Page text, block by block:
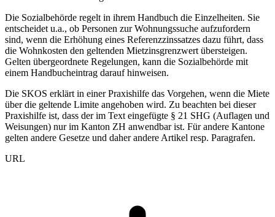
Die Sozialbehörde regelt in ihrem Handbuch die Einzelheiten. Sie
entscheidet u.a., ob Personen zur Wohnungssuche aufzufordern
sind, wenn die Erhöhung eines Referenzzinssatzes dazu führt, dass
die Wohnkosten den geltenden Mietzinsgrenzwert übersteigen.
Gelten übergeordnete Regelungen, kann die Sozialbehörde mit
einem Handbucheintrag darauf hinweisen.
Die SKOS erklärt in einer Praxishilfe das Vorgehen, wenn die Miete
über die geltende Limite angehoben wird. Zu beachten bei dieser
Praxishilfe ist, dass der im Text eingefügte § 21 SHG (Auflagen und
Weisungen) nur im Kanton ZH anwendbar ist. Für andere Kantone
gelten andere Gesetze und daher andere Artikel resp. Paragrafen.
URL